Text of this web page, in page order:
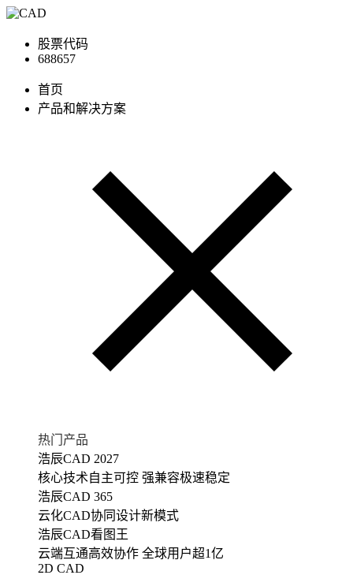
股票代码
688657
首页
产品和解决方案
热门产品
浩辰CAD 2027
核心技术自主可控 强兼容极速稳定
浩辰CAD 365
云化CAD协同设计新模式
浩辰CAD看图王
云端互通高效协作 全球用户超1亿
2D CAD